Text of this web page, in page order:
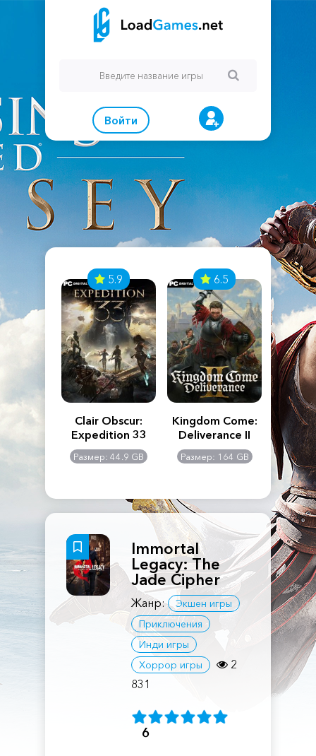
Войти
Creed
5.9
Clair Obscur:
Expedition 33
Размер: 44.9 GB
6.5
Kingdom Come:
Deliverance II
Размер: 164 GB
The
Immortal
Legacy: The
Jade Cipher
Жанр:
Экшен игры
Приключения
Инди игры
Хоррор игры
2
831
6